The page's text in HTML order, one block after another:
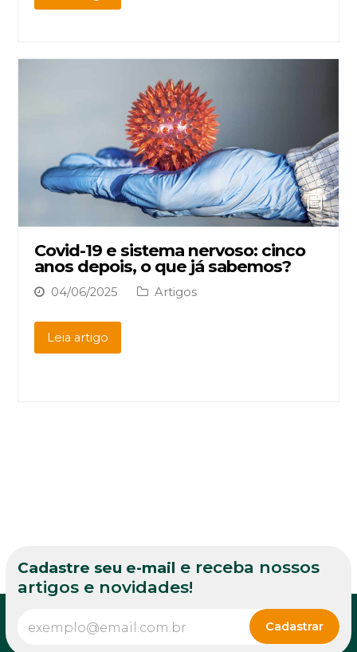
Covid-19 e sistema nervoso: cinco
anos depois, o que já sabemos?
04/06/2025 Artigos
Leia artigo
Cadastre seu e-mail e receba nossos
artigos e novidades!